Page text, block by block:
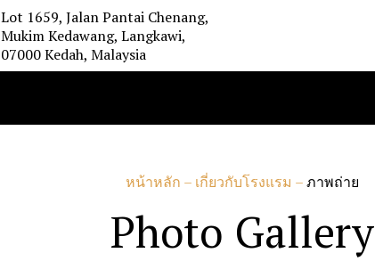
Lot 1659, Jalan Pantai Chenang,
Mukim Kedawang, Langkawi,
07000 Kedah, Malaysia
หน้าหลัก – เกี่ยวกับโรงแรม –ภาพถ่าย
Photo Gallery